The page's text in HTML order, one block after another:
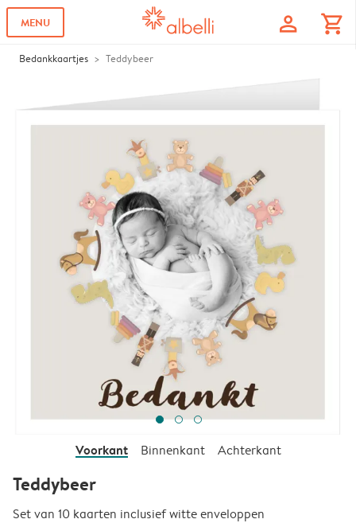
MENU profile shopping_cart
Bedankkaartjes Teddybeer
Voorkant Binnenkant Achterkant
Teddybeer
Set van 10 kaarten inclusief witte enveloppen